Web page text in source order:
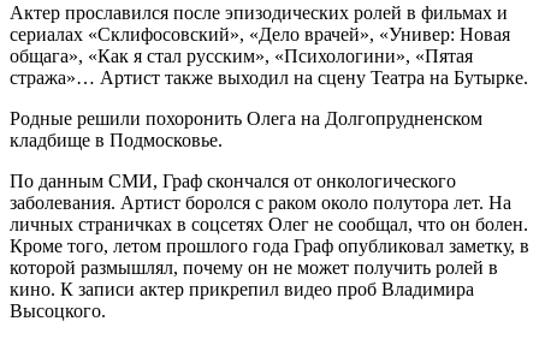
Актер прославился после эпизодических ролей в фильмах и
сериалах «Склифосовский», «Дело врачей», «Универ: Новая
общага», «Как я стал русским», «Психологини», «Пятая
стража»… Артист также выходил на сцену Театра на Бутырке.
Родные решили похоронить Олега на Долгопрудненском
кладбище в Подмосковье.
По данным СМИ, Граф скончался от онкологического
заболевания. Артист боролся с раком около полутора лет. На
личных страничках в соцсетях Олег не сообщал, что он болен.
Кроме того, летом прошлого года Граф опубликовал заметку, в
которой размышлял, почему он не может получить ролей в
кино. К записи актер прикрепил видео проб Владимира
Высоцкого.